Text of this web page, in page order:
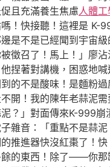
且充滿養生焦慮人體
嗎！快接聽！這裡是 K-
是不是已經聞到宇宙
徵召了！馬上！」廖
捏著對講機，困惑地
的不是酸味！是麵粉過
開！我的陳年老蒜泥
？」對面傳來K-999崩
雜音：「重點不是蒜
推進器快沒紅棗了！
餘的東西！除了——你那